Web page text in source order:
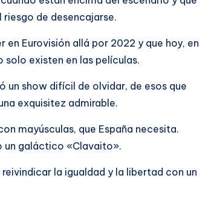
de desencajarse.
en Eurovisión allá por 2022 y que hoy, en
solo existen en las películas.
un show difícil de olvidar, de esos que
exquisitez admirable.
mayúsculas, que España necesita.
un galáctico «Clavaito».
la igualdad y la libertad con un